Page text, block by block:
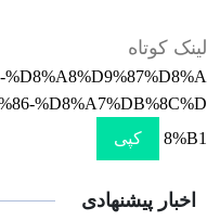
لینک کوتاه
%D8%A7%DB%8C%D
8%B1
کپی
اخبار پیشنهادی